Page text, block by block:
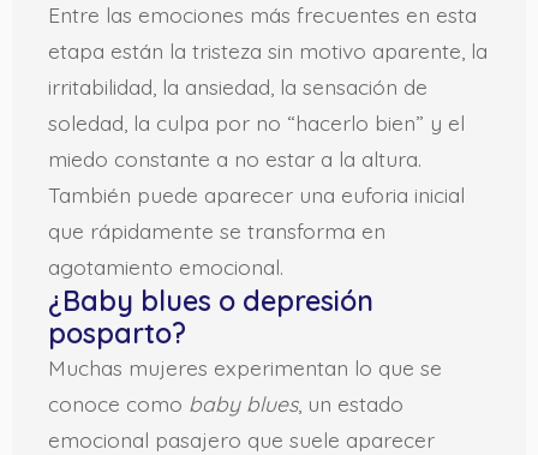
Entre las emociones más frecuentes en esta
etapa están la tristeza sin motivo aparente, la
irritabilidad, la ansiedad, la sensación de
soledad, la culpa por no “hacerlo bien” y el
miedo constante a no estar a la altura.
También puede aparecer una euforia inicial
que rápidamente se transforma en
agotamiento emocional.
¿Baby blues o depresión
posparto?
Muchas mujeres experimentan lo que se
conoce como baby blues, un estado
emocional pasajero que suele aparecer